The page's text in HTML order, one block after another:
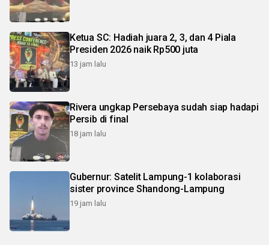
Ketua SC: Hadiah juara 2, 3, dan 4 Piala
Presiden 2026 naik Rp500 juta
13 jam lalu
Rivera ungkap Persebaya sudah siap hadapi
Persib di final
18 jam lalu
Gubernur: Satelit Lampung-1 kolaborasi
sister province Shandong-Lampung
19 jam lalu